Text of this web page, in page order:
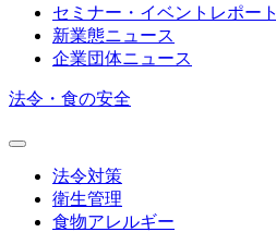
セミナー・イベントレポート
新業態ニュース
企業団体ニュース
法令・食の安全
法令対策
衛生管理
食物アレルギー